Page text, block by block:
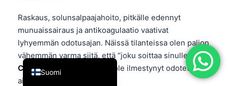
Raskaus, solunsalpaajahoito, pitkälle edennyt
munuaissairaus ja antikoagulaatio vaativat
lyhyemmän odotusajan. Näissä tilanteissa olen paljon
vähemmän varma siitä, että “joku soittaa sinulle”, jos
CBC,kreatiniini
ei ole ilmestynyt odotetun
aikarajan puitteissa.
Suomi
English
Deutsch
العربية